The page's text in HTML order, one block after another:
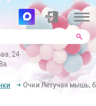
24
Очки Летучая мышь,